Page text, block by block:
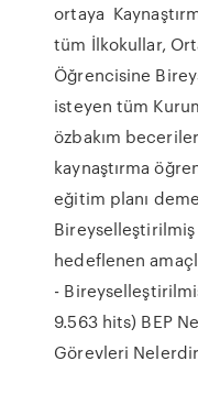
ortaya
tüm İlkokullar,
Öğrencisine
isteyen tüm
özbakım
kaynaştırma
eğitim planı
hedeflenen
-
9.563 hits) BEP
Görevleri